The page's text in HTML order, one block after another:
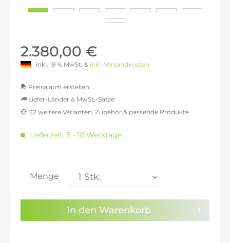
2.380,00 €
inkl. 19 % MwSt. & inkl. Versandkosten
Preisalarm erstellen
Sie haben dieDatenschutzbestimmungenzur
Kenntnis genommen.
Liefer-Länder & MwSt.-Sätze
inkl. 16% MwSt.: 2.320,00 €
inkl. 20% MwSt.: 2.400,00 €
inkl. 21% MwSt.: 2.420,00 €
inkl. 22% MwSt.: 2.440,00 €
22 weitere Varianten, Zubehör & passende Produkte
Lieferzeit: 5 - 10 Werktage
Menge
In den Warenkorb